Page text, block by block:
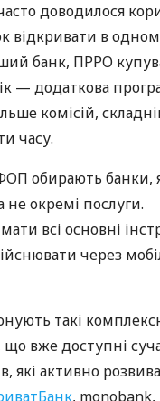
доводилося
відкривати в
банк, ПРРО
— додаткова
комісій,
часу.
обирають банки,
окремі послуги.
всі основні
через
такі
що вже доступні
які активно
,